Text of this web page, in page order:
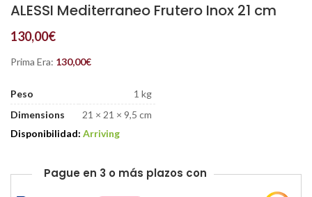
ALESSI Mediterraneo Frutero Inox 21 cm
130,00€
Prima Era: 130,00€
Peso
1 kg
Dimensions
21 × 21 × 9,5 cm
Disponibilidad: Arriving
Pague en 3 o más plazos con